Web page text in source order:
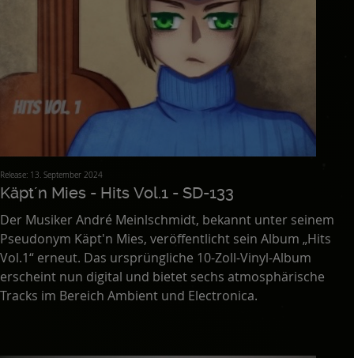
Release: 13. September 2024
Käpt´n Mies - Hits Vol.1 - SD-133
Der Musiker André Meinlschmidt, bekannt unter seinem
Pseudonym Käpt'n Mies, veröffentlicht sein Album „Hits
Vol.1“ erneut. Das ursprüngliche 10-Zoll-Vinyl-Album
erscheint nun digital und bietet sechs atmosphärische
Tracks im Bereich Ambient und Electronica.